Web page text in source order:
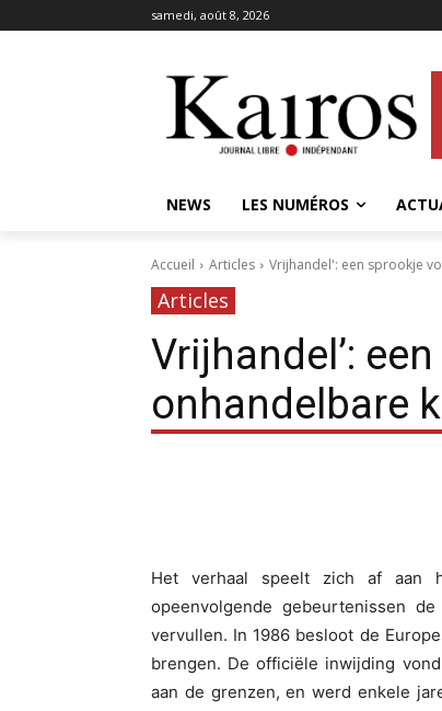
samedi, août 8, 2026
NEWS LES NUMÉROS
Accueil Articles Vrijhandel': een sprookje
Articles
Vrijhandel’:
onhandelbare
Het verhaal speelt zich af aan
opeenvolgende gebeurtenissen
vervullen. In 1986 besloot de
brengen. De officiële inwijding
aan de grenzen, en werd enkele